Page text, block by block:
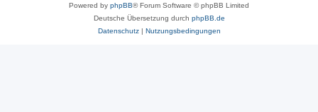
Powered by phpBB® Forum Software © phpBB Limited
Deutsche Übersetzung durch phpBB.de
Datenschutz| Nutzungsbedingungen